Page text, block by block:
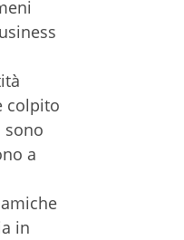
colpito
sono
a
in